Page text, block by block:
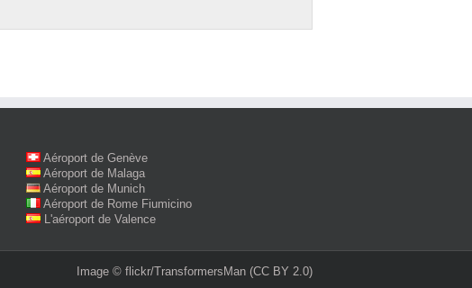
Aéroport de Genève
Aéroport de Malaga
Aéroport de Munich
Aéroport de Rome Fiumicino
L'aéroport de Valence
Image © flickr/TransformersMan (CC BY 2.0)‎